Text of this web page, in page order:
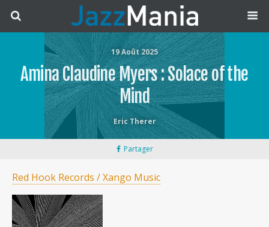
19 Août 2025
Amina Claudine Myers : Solace of the
Mind
Eric Therer
Partager
Red Hook Records / Xango Music